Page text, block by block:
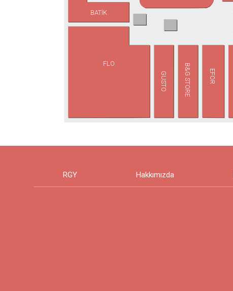
B&G STORE
BATİK
EFOR
FLO
GUSTO
RGY Hakkımızda